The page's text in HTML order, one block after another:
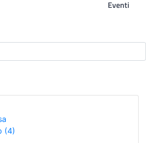
Eventi
Ricerca -
(4)